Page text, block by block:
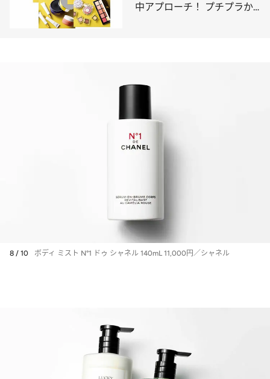
中アプローチ！ プチプラか
8 / 10 ボディ ミスト N°1 ドゥ シャネル 140mL 11,000円／シャネル